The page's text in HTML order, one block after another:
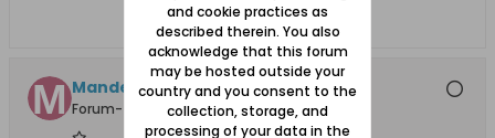
Mandey +08.03.22
Forum-Teilnehmer
and cookie practices as
described therein. You also
acknowledge that this forum
may be hosted outside your
country and you consent to the
collection, storage, and
processing of your data in the